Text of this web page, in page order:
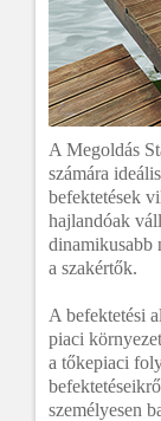
A Megoldás
számára
befektetések
hajlandóak
dinamikusabb
a szakértők.
A befektetési
piaci
a tőkepiaci
személyesen